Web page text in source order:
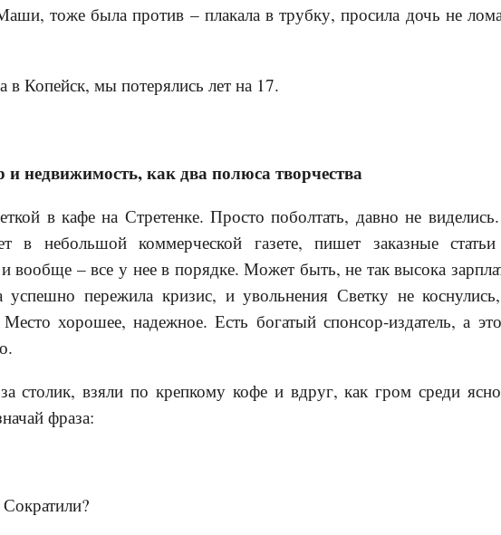
тоже была против – плакала в трубку, просила дочь не
в Копейск, мы потерялись лет на 17.
и недвижимость, как два полюса творчества
в кафе на Стретенке. Просто поболтать, давно не
в небольшой коммерческой газете, пишет заказные
вообще – все у нее в порядке. Может быть, не так высока
успешно пережила кризис, и увольнения Светку не
хорошее, надежное. Есть богатый спонсор-издатель, а
столик, взяли по крепкому кофе и вдруг, как гром среди
фраза: